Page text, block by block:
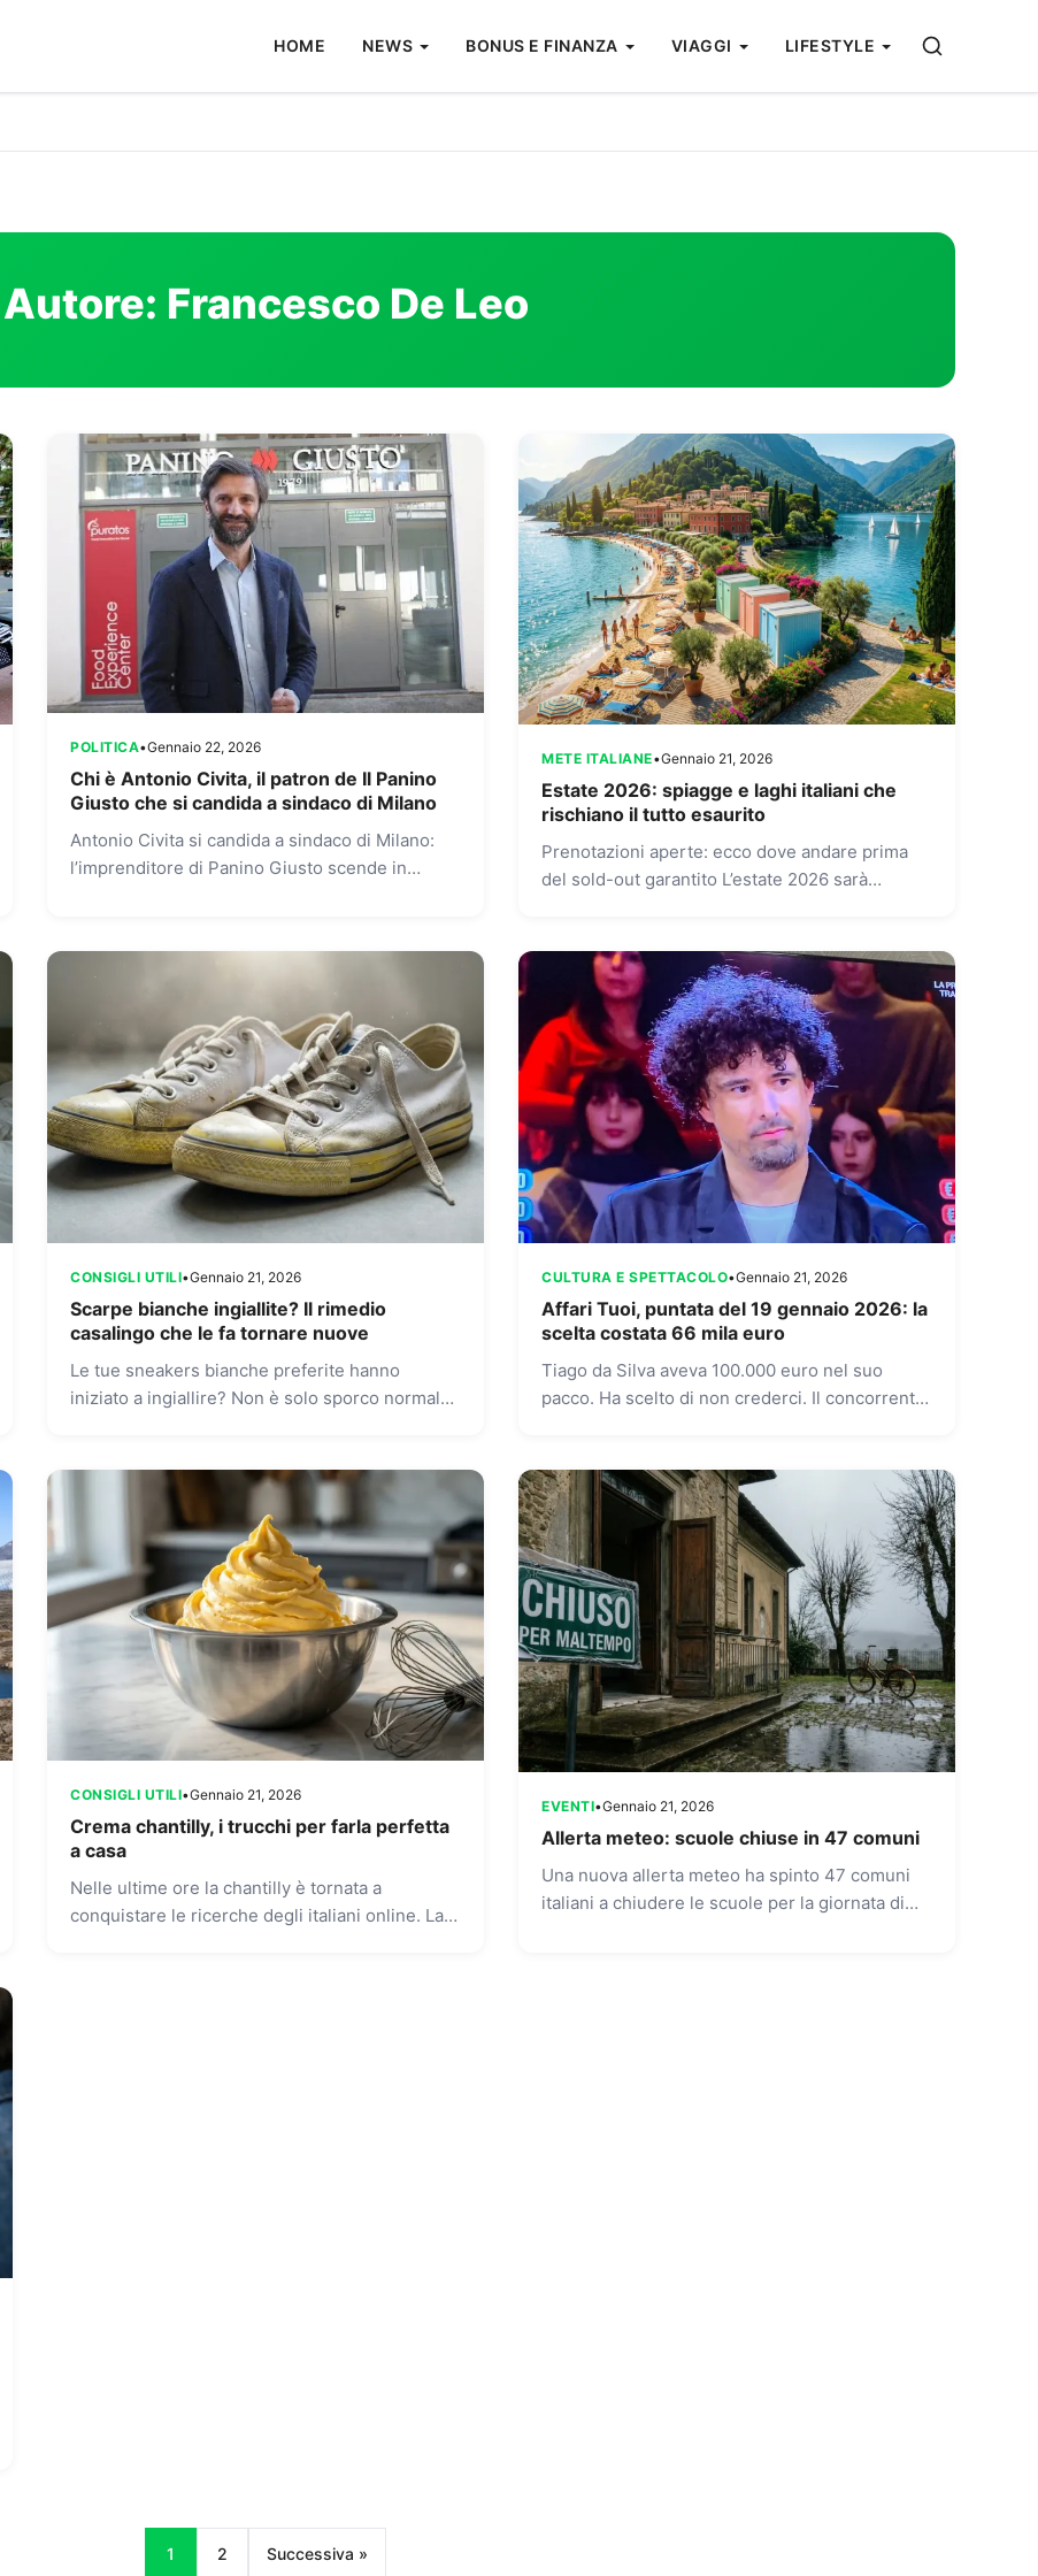
HOME NEWS BONUS E FINANZA VIAGGI LIFESTYLE
Autore: Francesco De Leo
POLITICA•Gennaio 22, 2026
Chi è Antonio Civita, il patron de Il Panino
Giusto che si candida a sindaco di Milano
Antonio Civita si candida a sindaco di Milano:
l’imprenditore di Panino Giusto scende in
METE ITALIANE•Gennaio 21, 2026
Estate 2026: spiagge e laghi italiani che
rischiano il tutto esaurito
Prenotazioni aperte: ecco dove andare prima
del sold-out garantito L’estate 2026 sarà
CONSIGLI UTILI•Gennaio 21, 2026
Scarpe bianche ingiallite? Il rimedio
casalingo che le fa tornare nuove
Le tue sneakers bianche preferite hanno
iniziato a ingiallire? Non è solo sporco normale
CULTURA E SPETTACOLO•Gennaio 21, 2026
Affari Tuoi, puntata del 19 gennaio 2026: la
scelta costata 66 mila euro
Tiago da Silva aveva 100.000 euro nel suo
pacco. Ha scelto di non crederci. Il concorrente
CONSIGLI UTILI•Gennaio 21, 2026
Crema chantilly, i trucchi per farla perfetta
a casa
Nelle ultime ore la chantilly è tornata a
conquistare le ricerche degli italiani online. La
EVENTI•Gennaio 21, 2026
Allerta meteo: scuole chiuse in 47 comuni
Una nuova allerta meteo ha spinto 47 comuni
italiani a chiudere le scuole per la giornata di
1 2 Successiva »